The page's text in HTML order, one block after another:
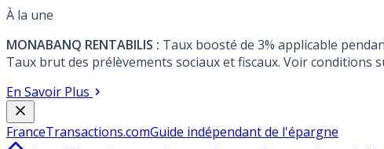
À la une
MONABANQ RENTABILIS : Taux boosté de 3% applicable
Taux brut des prélèvements sociaux et fiscaux. Voir conditions
En Savoir Plus
FranceTransactions.comGuide indépendant de l'épargne